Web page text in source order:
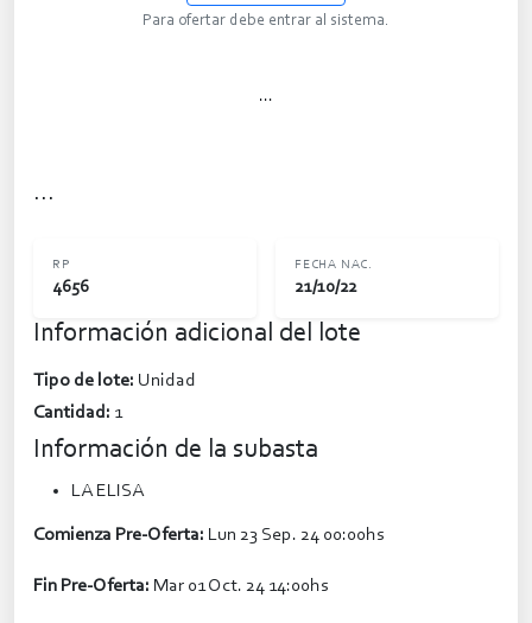
Para ofertar debe entrar al sistema.
...
...
RP
4656
FECHA NAC.
21/10/22
Información adicional del lote
Tipo de lote: Unidad
Cantidad: 1
Información de la subasta
LA ELISA
Comienza Pre-Oferta: Lun 23 Sep. 24 00:00hs
Fin Pre-Oferta: Mar 01 Oct. 24 14:00hs